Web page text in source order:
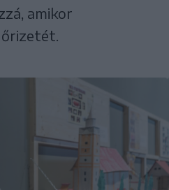
amikor